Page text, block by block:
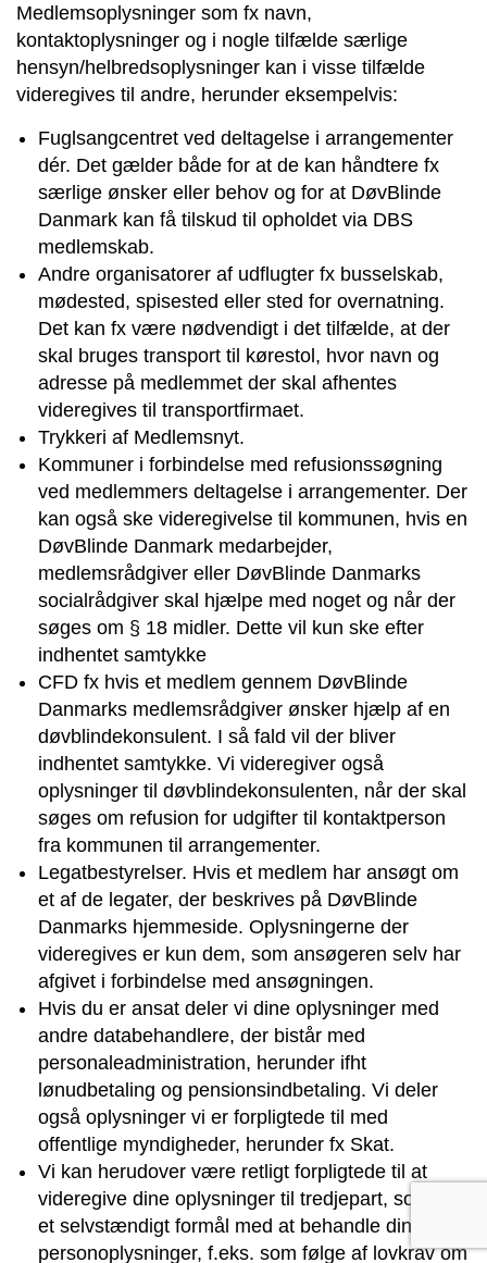
Medlemsoplysninger som fx navn,
kontaktoplysninger og i nogle tilfælde særlige
hensyn/helbredsoplysninger kan i visse tilfælde
videregives til andre, herunder eksempelvis:
Fuglsangcentret ved deltagelse i arrangementer
dér. Det gælder både for at de kan håndtere fx
særlige ønsker eller behov og for at DøvBlinde
Danmark kan få tilskud til opholdet via DBS
medlemskab.
Andre organisatorer af udflugter fx busselskab,
mødested, spisested eller sted for overnatning.
Det kan fx være nødvendigt i det tilfælde, at der
skal bruges transport til kørestol, hvor navn og
adresse på medlemmet der skal afhentes
videregives til transportfirmaet.
Trykkeri af Medlemsnyt.
Kommuner i forbindelse med refusionssøgning
ved medlemmers deltagelse i arrangementer. Der
kan også ske videregivelse til kommunen, hvis en
DøvBlinde Danmark medarbejder,
medlemsrådgiver eller DøvBlinde Danmarks
socialrådgiver skal hjælpe med noget og når der
søges om § 18 midler. Dette vil kun ske efter
indhentet samtykke
CFD fx hvis et medlem gennem DøvBlinde
Danmarks medlemsrådgiver ønsker hjælp af en
døvblindekonsulent. I så fald vil der bliver
indhentet samtykke. Vi videregiver også
oplysninger til døvblindekonsulenten, når der skal
søges om refusion for udgifter til kontaktperson
fra kommunen til arrangementer.
Legatbestyrelser. Hvis et medlem har ansøgt om
et af de legater, der beskrives på DøvBlinde
Danmarks hjemmeside. Oplysningerne der
videregives er kun dem, som ansøgeren selv har
afgivet i forbindelse med ansøgningen.
Hvis du er ansat deler vi dine oplysninger med
andre databehandlere, der bistår med
personaleadministration, herunder ifht
lønudbetaling og pensionsindbetaling. Vi deler
også oplysninger vi er forpligtede til med
offentlige myndigheder, herunder fx Skat.
Vi kan herudover være retligt forpligtede til at
videregive dine oplysninger til tredjepart, som har
et selvstændigt formål med at behandle dine
personoplysninger, f.eks. som følge af lovkrav om